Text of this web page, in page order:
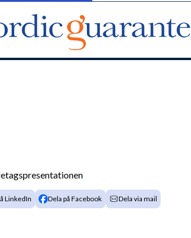
LinkedIn Dela på Facebook Dela via mail